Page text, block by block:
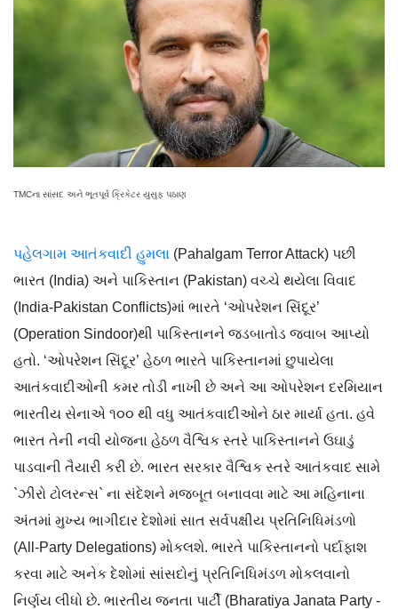
TMCના સાંસદ અને ભૂતપૂર્વ ક્રિકેટર યુસુફ પઠાણ
પહેલગામ આતંકવાદી હુમલા (Pahalgam Terror Attack) પછી
ભારત (India) અને પાકિસ્તાન (Pakistan) વચ્ચે થયેલા વિવાદ
(India-Pakistan Conflicts)માં ભારતે ‘ઓપરેશન સિંદૂર’
(Operation Sindoor)થી પાકિસ્તાનને જડબાતોડ જવાબ આપ્યો
હતો. ‘ઓપરેશન સિંદૂર’ હેઠળ ભારતે પાકિસ્તાનમાં છુપાયેલા
આતંકવાદીઓની કમર તોડી નાખી છે અને આ ઓપરેશન દરમિયાન
ભારતીય સેનાએ ૧૦૦ થી વધુ આતંકવાદીઓને ઠાર માર્યા હતા. હવે
ભારત તેની નવી યોજના હેઠળ વૈશ્વિક સ્તરે પાકિસ્તાનને ઉઘાડું
પાડવાની તૈયારી કરી છે. ભારત સરકાર વૈશ્વિક સ્તરે આતંકવાદ સામે
`ઝીરો ટોલરન્સ` ના સંદેશને મજબૂત બનાવવા માટે આ મહિનાના
અંતમાં મુખ્ય ભાગીદાર દેશોમાં સાત સર્વપક્ષીય પ્રતિનિધિમંડળો
(All-Party Delegations) મોકલશે. ભારતે પાકિસ્તાનનો પર્દાફાશ
કરવા માટે અનેક દેશોમાં સાંસદોનું પ્રતિનિધિમંડળ મોકલવાનો
નિર્ણય લીધો છે. ભારતીય જનતા પાર્ટી (Bharatiya Janata Party -